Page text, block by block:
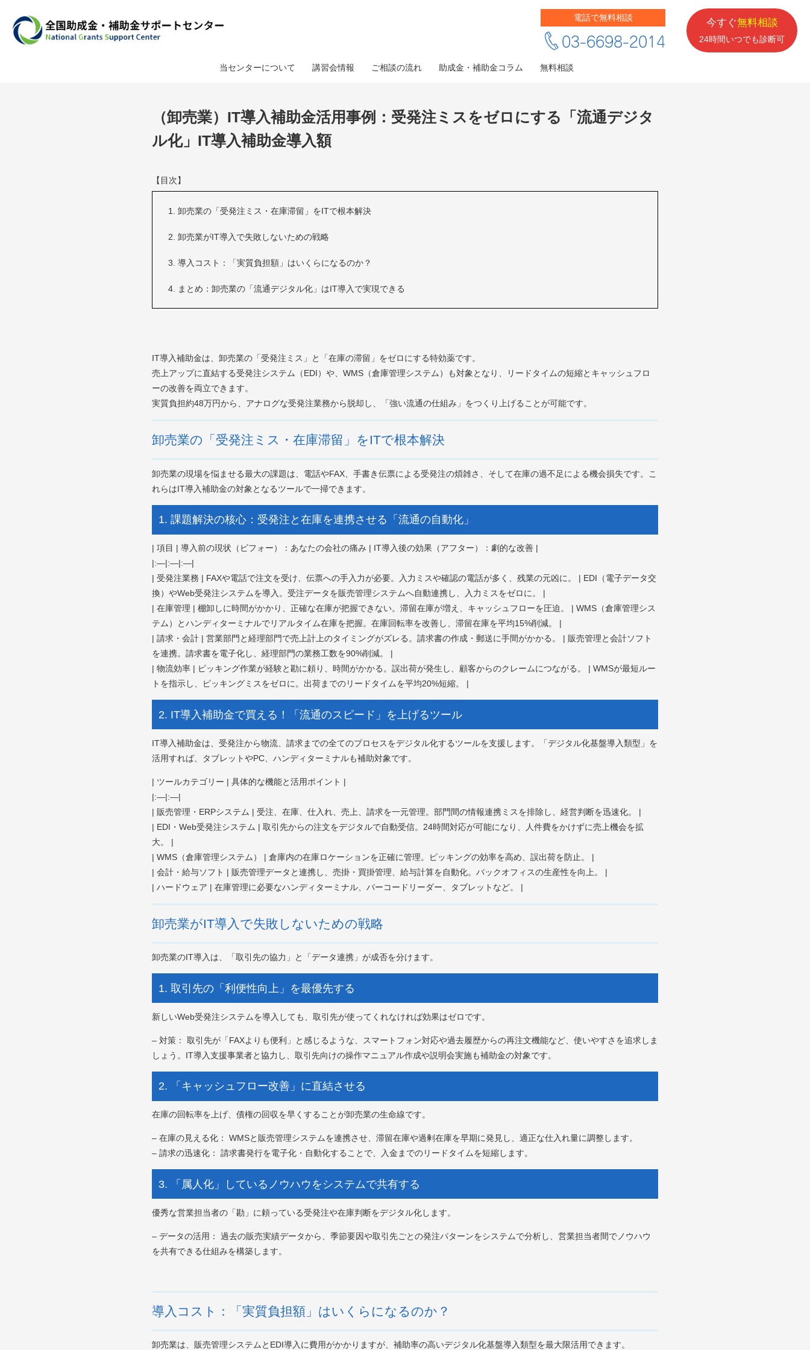
電話で無料相談
03-6698-2014
今すぐ無料相談
24時間いつでも診断可
当センターについて 講習会情報 ご相談の流れ 助成金・補助金コラム 無料相談
（卸売業）IT導入補助金活用事例：受発注ミスをゼロにする「流通デジタ
ル化」IT導入補助金導入額
【目次】
卸売業の「受発注ミス・在庫滞留」をITで根本解決
卸売業がIT導入で失敗しないための戦略
導入コスト：「実質負担額」はいくらになるのか？
まとめ：卸売業の「流通デジタル化」はIT導入で実現できる
IT導入補助金は、卸売業の「受発注ミス」と「在庫の滞留」をゼロにする特効薬です。
売上アップに直結する受発注システム（EDI）や、WMS（倉庫管理システム）も対象となり、リードタイムの短縮とキャッシュフロ
ーの改善を両立できます。
実質負担約48万円から、アナログな受発注業務から脱却し、「強い流通の仕組み」をつくり上げることが可能です。
卸売業の「受発注ミス・在庫滞留」をITで根本解決
卸売業の現場を悩ませる最大の課題は、電話やFAX、手書き伝票による受発注の煩雑さ、そして在庫の過不足による機会損失です。こ
れらはIT導入補助金の対象となるツールで一掃できます。
1. 課題解決の核心：受発注と在庫を連携させる「流通の自動化」
| 項目 | 導入前の現状（ビフォー）：あなたの会社の痛み | IT導入後の効果（アフター）：劇的な改善 |
|:—|:—|:—|
| 受発注業務 | FAXや電話で注文を受け、伝票への手入力が必要。入力ミスや確認の電話が多く、残業の元凶に。 | EDI（電子データ交
換）やWeb受発注システムを導入。受注データを販売管理システムへ自動連携し、入力ミスをゼロに。 |
| 在庫管理 | 棚卸しに時間がかかり、正確な在庫が把握できない。滞留在庫が増え、キャッシュフローを圧迫。 | WMS（倉庫管理シス
テム）とハンディターミナルでリアルタイム在庫を把握。在庫回転率を改善し、滞留在庫を平均15%削減。 |
| 請求・会計 | 営業部門と経理部門で売上計上のタイミングがズレる。請求書の作成・郵送に手間がかかる。 | 販売管理と会計ソフト
を連携。請求書を電子化し、経理部門の業務工数を90%削減。 |
| 物流効率 | ピッキング作業が経験と勘に頼り、時間がかかる。誤出荷が発生し、顧客からのクレームにつながる。 | WMSが最短ルー
トを指示し、ピッキングミスをゼロに。出荷までのリードタイムを平均20%短縮。 |
2. IT導入補助金で買える！「流通のスピード」を上げるツール
IT導入補助金は、受発注から物流、請求までの全てのプロセスをデジタル化するツールを支援します。「デジタル化基盤導入類型」を
活用すれば、タブレットやPC、ハンディターミナルも補助対象です。
| ツールカテゴリー | 具体的な機能と活用ポイント |
|:—|:—|
| 販売管理・ERPシステム | 受注、在庫、仕入れ、売上、請求を一元管理。部門間の情報連携ミスを排除し、経営判断を迅速化。 |
| EDI・Web受発注システム | 取引先からの注文をデジタルで自動受信。24時間対応が可能になり、人件費をかけずに売上機会を拡
大。 |
| WMS（倉庫管理システム） | 倉庫内の在庫ロケーションを正確に管理。ピッキングの効率を高め、誤出荷を防止。 |
| 会計・給与ソフト | 販売管理データと連携し、売掛・買掛管理、給与計算を自動化。バックオフィスの生産性を向上。 |
| ハードウェア | 在庫管理に必要なハンディターミナル、バーコードリーダー、タブレットなど。 |
卸売業がIT導入で失敗しないための戦略
卸売業のIT導入は、「取引先の協力」と「データ連携」が成否を分けます。
1. 取引先の「利便性向上」を最優先する
新しいWeb受発注システムを導入しても、取引先が使ってくれなければ効果はゼロです。
– 対策： 取引先が「FAXよりも便利」と感じるような、スマートフォン対応や過去履歴からの再注文機能など、使いやすさを追求しま
しょう。IT導入支援事業者と協力し、取引先向けの操作マニュアル作成や説明会実施も補助金の対象です。
2. 「キャッシュフロー改善」に直結させる
在庫の回転率を上げ、債権の回収を早くすることが卸売業の生命線です。
– 在庫の見える化： WMSと販売管理システムを連携させ、滞留在庫や過剰在庫を早期に発見し、適正な仕入れ量に調整します。
– 請求の迅速化： 請求書発行を電子化・自動化することで、入金までのリードタイムを短縮します。
3. 「属人化」しているノウハウをシステムで共有する
優秀な営業担当者の「勘」に頼っている受発注や在庫判断をデジタル化します。
– データの活用： 過去の販売実績データから、季節要因や取引先ごとの発注パターンをシステムで分析し、営業担当者間でノウハウ
を共有できる仕組みを構築します。
導入コスト：「実質負担額」はいくらになるのか？
卸売業は、販売管理システムとEDI導入に費用がかかりますが、補助率の高いデジタル化基盤導入類型を最大限活用できます。